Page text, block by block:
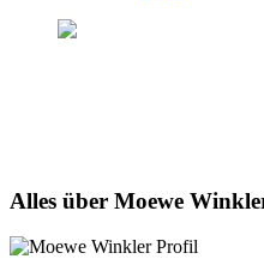
Alles über Moewe